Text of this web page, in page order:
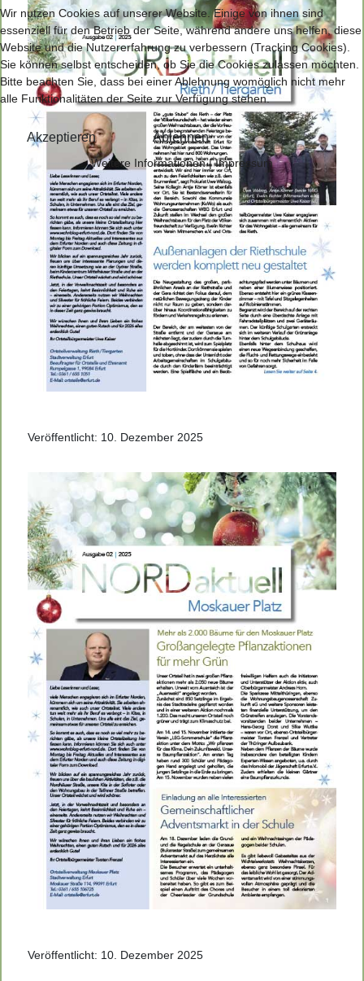
Veröffentlicht: 10. Dezember 2025
Veröffentlicht: 10. Dezember 2025
Wir nutzen Cookies auf unserer Website. Einige von ihnen sind
essenziell für den Betrieb der Seite, während andere uns helfen, diese
Website und die Nutzererfahrung zu verbessern (Tracking Cookies).
Sie können selbst entscheiden, ob Sie die Cookies zulassen möchten.
Bitte beachten Sie, dass bei einer Ablehnung womöglich nicht mehr
alle Funktionalitäten der Seite zur Verfügung stehen.
Akzeptieren Ablehnen
Weitere Informationen|Impressum